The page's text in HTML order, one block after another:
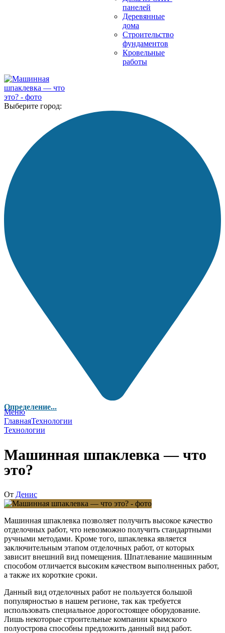
панелей
Деревянные
дома
Строительство
фундаментов
Кровельные
работы
Выберите город:
Определение...
Меню
ГлавнаяТехнологии
Технологии
Машинная шпаклевка — что
это?
От Денис
Машинная шпаклевка позволяет получить высокое качество
отделочных работ, что невозможно получить стандартными
ручными методами. Кроме того, шпаклевка является
заключительным этапом отделочных работ, от которых
зависит внешний вид помещения. Шпатлевание машинным
способом отличается высоким качеством выполненных работ,
а также их короткие сроки.
Данный вид отделочных работ не пользуется большой
популярностью в нашем регионе, так как требуется
использовать специальное дорогостоящее оборудование.
Лишь некоторые строительные компании крымского
полуострова способны предложить данный вид работ.